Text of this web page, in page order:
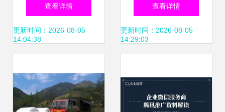
术推广服务再添新
查看详情
更新时间：2026-08-05
14:04:38
务的绿色大道
查看详情
更新时间：2026-08-05
14:29:03